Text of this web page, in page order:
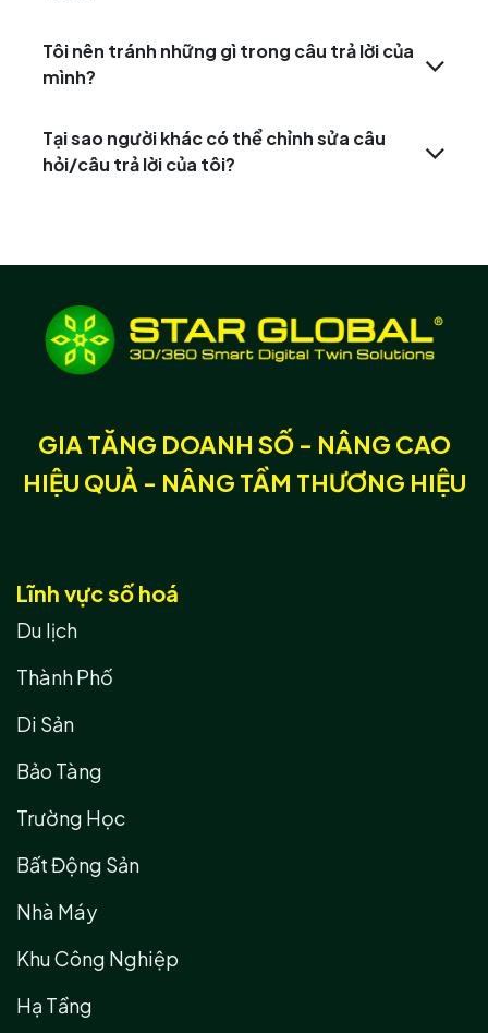
Tôi nên tránh những gì trong câu trả lời của
mình?
Tại sao người khác có thể chỉnh sửa câu
hỏi/câu trả lời của tôi?
GIA TĂNG DOANH SỐ - NÂNG CAO
HIỆU QUẢ - NÂNG TẦM THƯƠNG HIỆU
Lĩnh vực số hoá
Du lịch
Thành Phố
Di Sản
Bảo Tàng
Trường Học
Bất Động Sản
Nhà Máy
Khu Công Nghiệp
Hạ Tầng